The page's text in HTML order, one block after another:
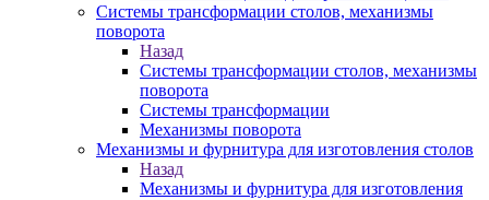
Системы трансформации столов, механизмы
поворота
Назад
Системы трансформации столов, механизмы
поворота
Системы трансформации
Механизмы поворота
Механизмы и фурнитура для изготовления столов
Назад
Механизмы и фурнитура для изготовления